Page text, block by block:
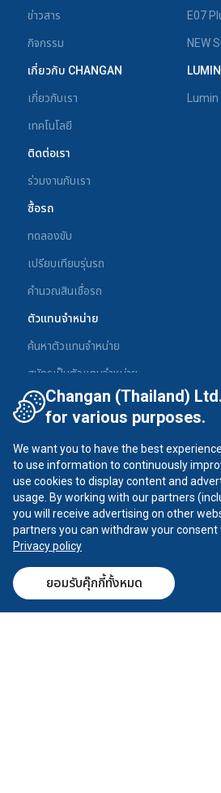
ข่าวสาร
กิจกรรม
เกี่ยวกับ CHANGAN
เกี่ยวกับเรา
เทคโนโลยี
ติดต่อเรา
ร่วมงานกับเรา
ซื้อรถ
ทดลองขับ
เปรียบเทียบรุ่นรถ
คำนวณสินเชื่อรถ
ตัวแทนจำหน่าย
ค้นหาตัวแทนจำหน่าย
สมัครเป็นตัวแทนจำหน่าย
ขาย-แลกเปลี่ยนรถยนต์
E07
NEW
LUMIN
Lumin
Customers Review
ติดตามเรา
Tiktok
Call Center
Changan (Thailand)
for various purposes.
We want you to have the best
to use information to continuously
use cookies to display content and
usage. By working with our partners
you will receive advertising on other
partners you can withdraw your consent
Privacy policy
ยอมรับคุ๊กกี้ทั้งหมด